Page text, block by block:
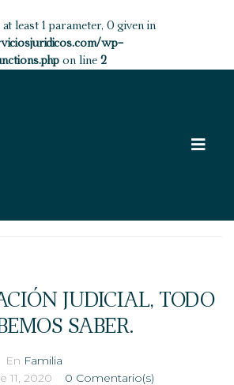
least 1 parameter, 0 given in
wp-
on line 2
JUDICIAL, TODO
SABER.
En Familia
11, 2020 0 Comentario(s)